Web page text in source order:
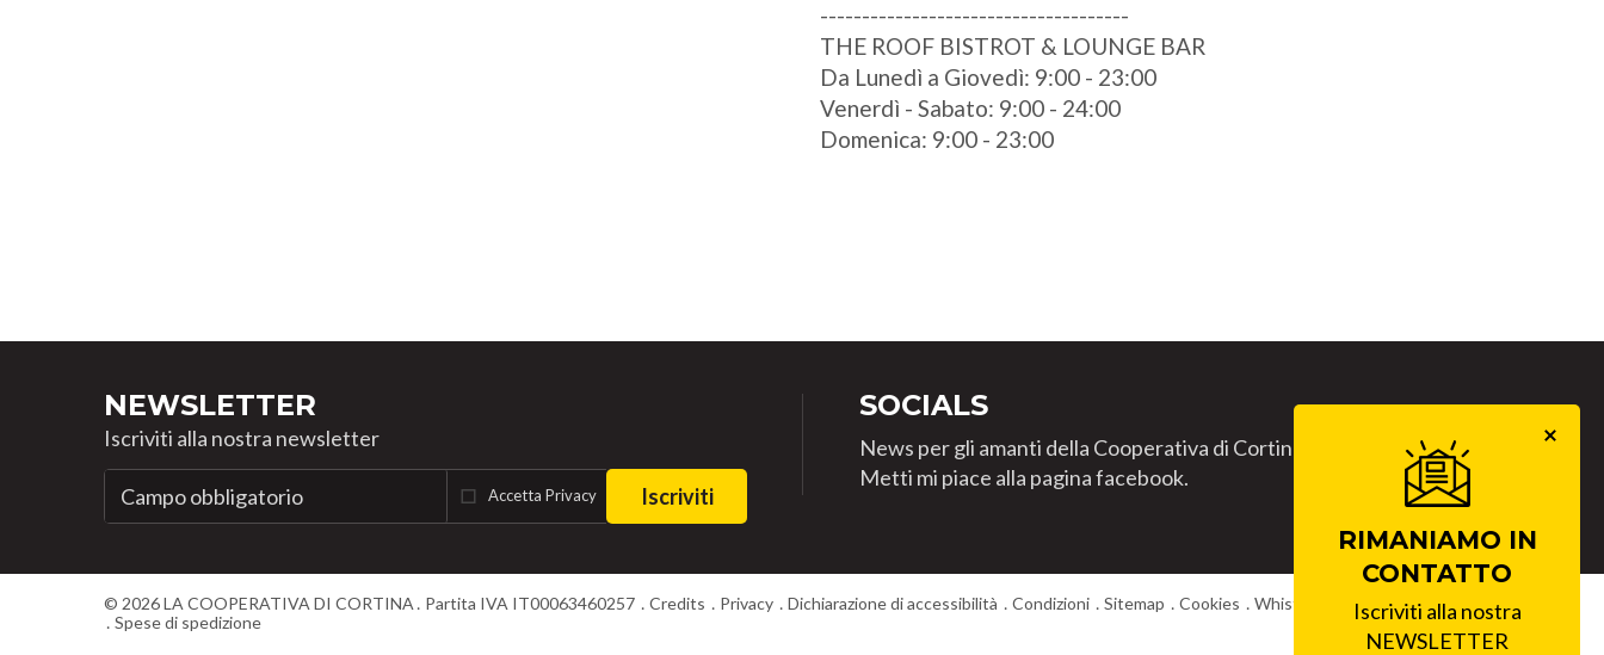
-------------------------------------
THE ROOF BISTROT & LOUNGE BAR
Da Lunedì a Giovedì: 9:00 - 23:00
Venerdì - Sabato: 9:00 - 24:00
Domenica: 9:00 - 23:00
NEWSLETTER
Iscriviti alla nostra newsletter
Accetta Privacy Iscriviti
SOCIALS
News per gli amanti della Cooperativa di Cortina.
Metti mi piace alla pagina facebook.
© 2026LA COOPERATIVA DI CORTINA Partita IVA IT00063460257 Credits Privacy Dichiarazione di accessibilità Condizioni Sitemap Cookies Whistleblowing
Lavora con noi
Spese di spedizione
RIMANIAMO IN
CONTATTO
Iscriviti alla nostra
NEWSLETTER